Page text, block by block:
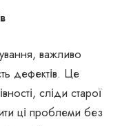
важливо
дефектів. Це
сліди старої
ці проблеми без